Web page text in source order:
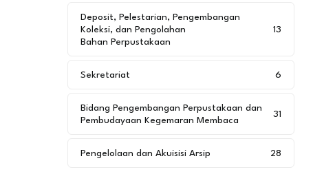
Deposit, Pelestarian, Pengembangan
Koleksi, dan Pengolahan
Bahan Perpustakaan
13
Sekretariat 6
Bidang Pengembangan Perpustakaan dan
Pembudayaan Kegemaran Membaca
31
Pengelolaan dan Akuisisi Arsip 28